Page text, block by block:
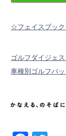
☆フェイスブッ
ゴルフダイジェ
車種別ゴルフバ